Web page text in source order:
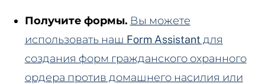
Получите формы. Вы можете
использовать наш Form Assistant для
создания форм гражданского охранного
ордера против домашнего насилия или